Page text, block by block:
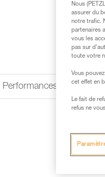
Performances d'éclairage
Nous
assurer du
notre trafic.
partenaires
vous les
pas sur
toute votre
Vous
cet effet en
Le fait de
refus ne